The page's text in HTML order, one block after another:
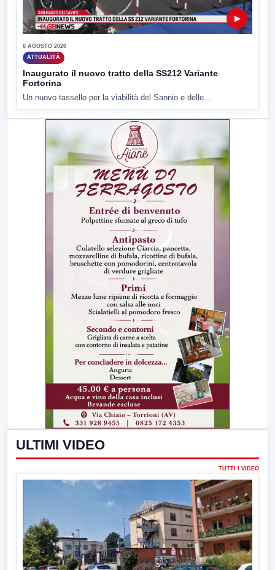
▶
6 AGOSTO 2026
ATTUALITÀ
Inaugurato il nuovo tratto della SS212 Variante
Fortorina
Un nuovo tassello per la viabilità del Sannio e delle...
ULTIMI VIDEO
TUTTI I VIDEO